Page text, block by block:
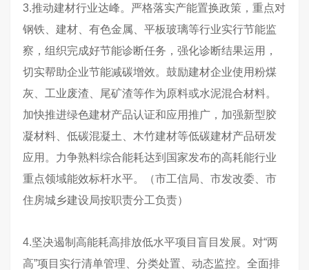
3.推动建材行业达峰。严格落实产能置换政策，重点对
钢铁、建材、有色金属、平板玻璃等行业实行节能监
察，组织完成好节能诊断任务，强化诊断结果运用，
切实帮助企业节能减碳增效。鼓励建材企业使用粉煤
灰、工业废渣、尾矿渣等作为原料或水泥混合材料。
加快推进绿色建材产品认证和应用推广，加强新型胶
凝材料、低碳混凝土、木竹建材等低碳建材产品研发
应用。力争熟料综合能耗达到国家发布的高耗能行业
重点领域能效标杆水平。（市工信局、市发改委、市
住房城乡建设局按职责分工负责）
4.坚决遏制高能耗高排放低水平项目盲目发展。对“两
高”项目实行清单管理、分类处置、动态监控。全面排